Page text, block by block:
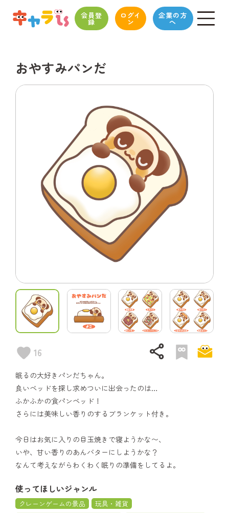
会員登
録
ログイ
ン
企業の方
へ
おやすみパンだ
16 share
眠るの大好きパンだちゃん。
良いベッドを探し求めついに出会ったのは…
ふかふかの食パンベッド！
さらには美味しい香りのするブランケット付き。
今日はお気に入りの目玉焼きで寝ようかな〜、
いや、甘い香りのあんバターにしようかな？
なんて考えながらわくわく眠りの準備をしてるよ。
使ってほしいジャンル
クレーンゲームの景品
玩具・雑貨